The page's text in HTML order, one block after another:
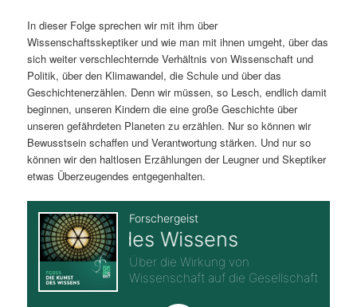
n
g
e
n
r
i
n
g
e
n
In dieser Folge sprechen wir mit ihm über
Wissenschaftsskeptiker und wie man mit ihnen umgeht, über das
sich weiter verschlechternde Verhältnis von Wissenschaft und
Politik, über den Klimawandel, die Schule und über das
Geschichtenerzählen. Denn wir müssen, so Lesch, endlich damit
beginnen, unseren Kindern die eine große Geschichte über
unseren gefährdeten Planeten zu erzählen. Nur so können wir
Bewusstsein schaffen und Verantwortung stärken. Und nur so
können wir den haltlosen Erzählungen der Leugner und Skeptiker
etwas Überzeugendes entgegenhalten.